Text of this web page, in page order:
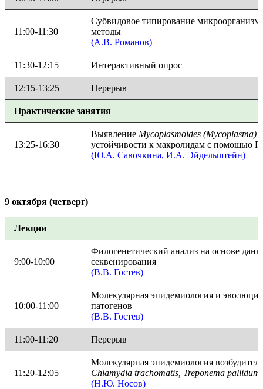
11:00-11:30
Субвидовое типирование
методы
(А.В. Романов)
11:30-12:15 Интерактивный опрос
12:15-13:25 Перерыв
Практические занятия
13:25-16:30
Выявление Mycoplasmoides (Mycoplasma)
устойчивости к макролидам с помощью
(Ю.А. Савочкина, И.А. Эйдельштейн)
9 октября (четверг)
Лекции
9:00-10:00
Филогенетический анализ на основе
секвенирования
(В.В. Гостев)
10:00-11:00
Молекулярная эпидемиология и
патогенов
(В.В. Гостев)
11:00-11:20 Перерыв
11:20-12:05
Молекулярная эпидемиология
Chlamydia trachomatis, Treponema pallidum
(Н.Ю. Носов)